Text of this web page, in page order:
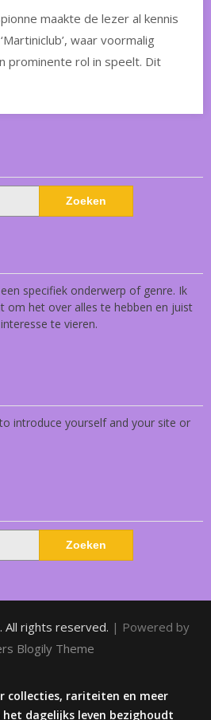
maakte de lezer al kennis
waar voormalig
prominente rol in speelt. Dit
specifiek onderwerp of genre. Ik
om het over alles te hebben en juist
te vieren.
introduce yourself and your site or
. All rights reserved. | Powered by
Blogily Theme
collecties, rariteiten en meer
dagelijks leven bezighoudt